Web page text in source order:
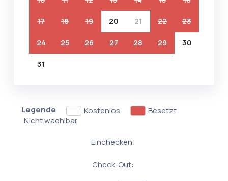
17 18 19 20 21 22 23
24 25 26 27 28 29 30
31
Legende Kostenlos
Besetzt
Nicht waehlbar
Einchecken:
Check-Out: